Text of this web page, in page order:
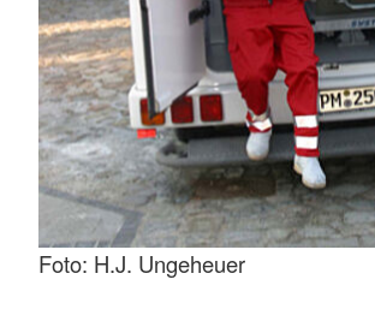
Foto: H.J. Ungeheuer